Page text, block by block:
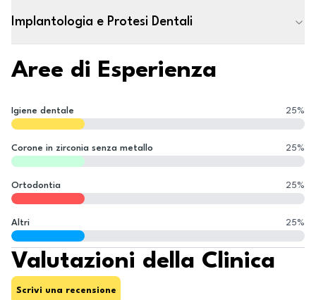
Implantologia e Protesi Dentali
Aree di Esperienza
Igiene dentale 25%
Corone in zirconia senza metallo 25%
Ortodontia 25%
Altri 25%
Valutazioni della Clinica
Scrivi una recensione